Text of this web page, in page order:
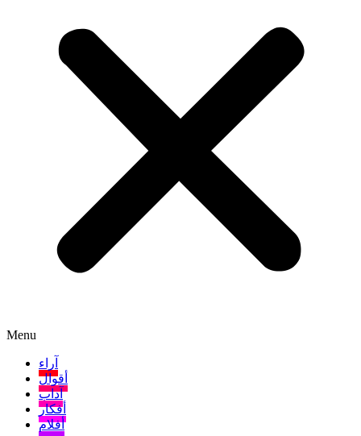
Menu
آراء
أقوال
آداب
أفكار
أفلام